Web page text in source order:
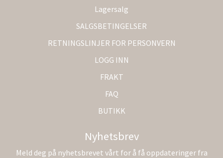
Lagersalg
SALGSBETINGELSER
RETNINGSLINJER FOR PERSONVERN
LOGG INN
FRAKT
FAQ
BUTIKK
Nyhetsbrev
Meld deg på nyhetsbrevet vårt for å få oppdateringer fra